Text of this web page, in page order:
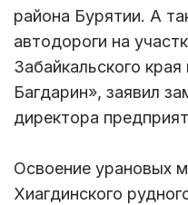
района Бурятии. А
автодороги на
Забайкальского
Багдарин», заявил
директора
Освоение урановых
Хиагдинского